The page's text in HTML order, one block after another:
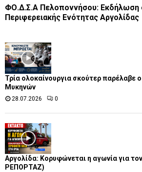
ΦΟ.Δ.Σ.Α Πελοποννήσου: Eκδήλωση
Περιφερειακής Ενότητας Αργολίδας
Τρία ολοκαίνουργια σκούτερ παρέλαβε
Μυκηνών
28.07.2026 0
Αργολίδα: Κορυφώνεται η αγωνία για
ΡΕΠΟΡΤΑΖ)